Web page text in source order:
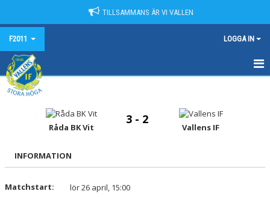
TILLSAMMANS ÄR VI VALLEN
F2011 LOGGA IN
HEM
MATCHER
TRUPPEN
Råda BK Vit
3 - 2
Vallens IF
INFORMATION
Matchstart:
lör 26 april, 15:00